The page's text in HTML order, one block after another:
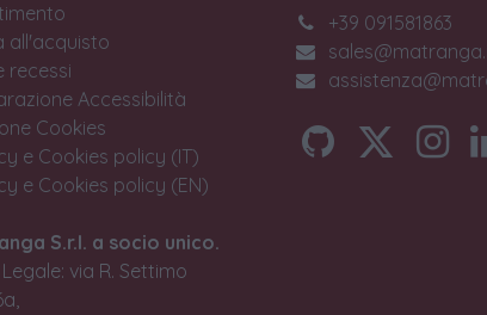
all'acquisto
recessi
Accessibilità
Cookies
e Cookies policy (IT)
e Cookies policy (EN)
S.r.l. a socio unico.
via R. Settimo
+39 091581863